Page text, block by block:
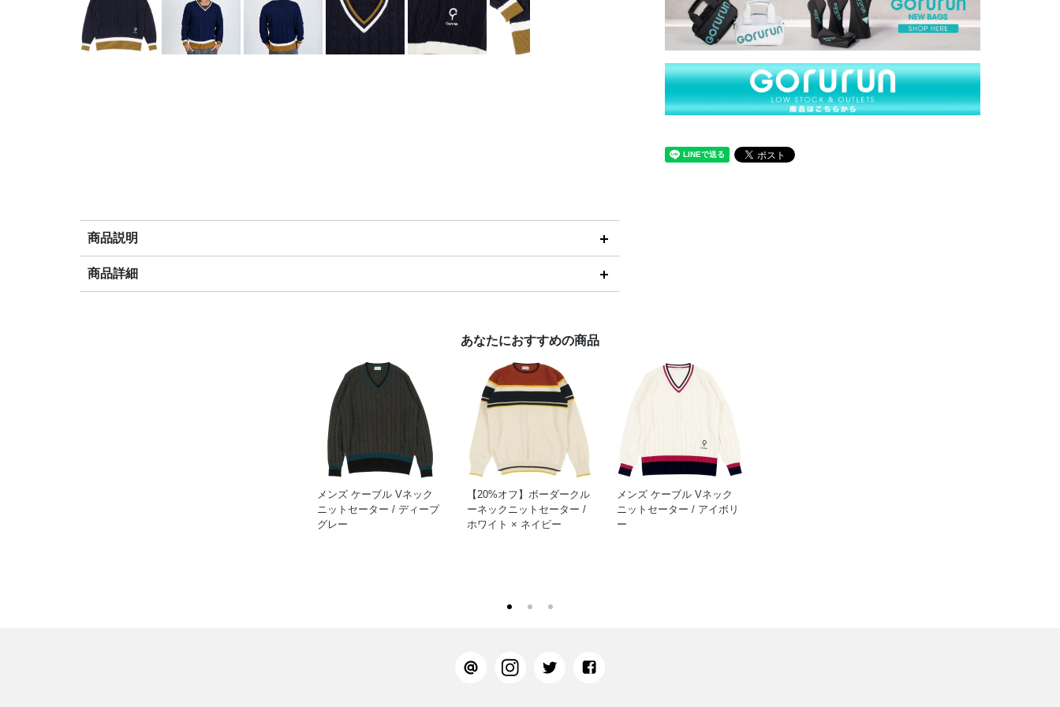
商品説明
商品詳細
あなたにおすすめの商品
【20%オフ】ボーダークル
ーネックニットセーター /
ホワイト × ネイビー
メンズ ケーブル Vネック
ニットセーター / アイボリ
ー
メンズ ケーブル Vネック
ニットセーター / ディープ
グレー